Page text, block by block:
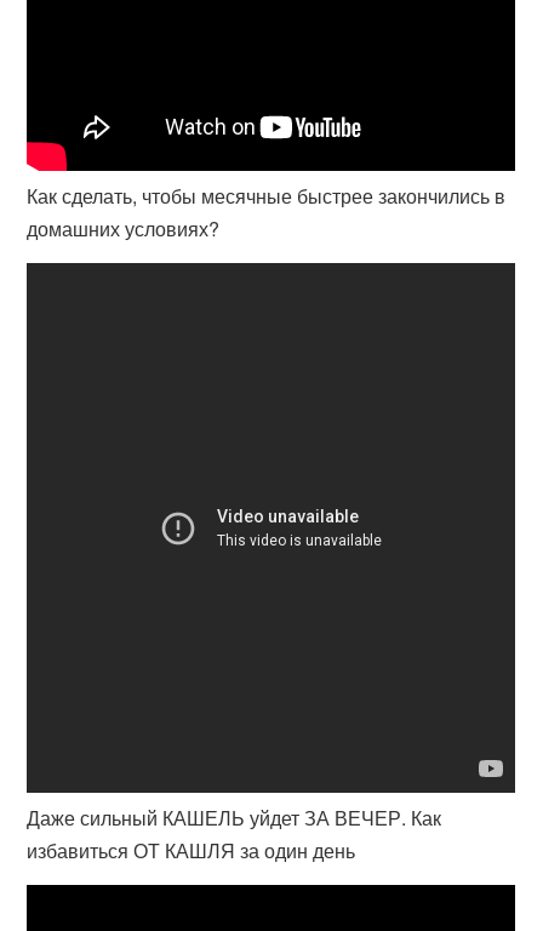
Как сделать, чтобы месячные быстрее закончились в
домашних условиях?
Даже сильный КАШЕЛЬ уйдет ЗА ВЕЧЕР. Как
избавиться ОТ КАШЛЯ за один день